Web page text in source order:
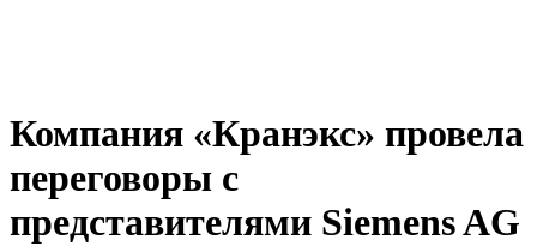
Компания «Кранэкс» провела
переговоры с
представителями Siemens AG